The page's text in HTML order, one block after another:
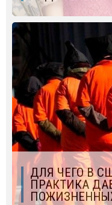
ДЛЯ ЧЕГО В
ПРАКТИКА